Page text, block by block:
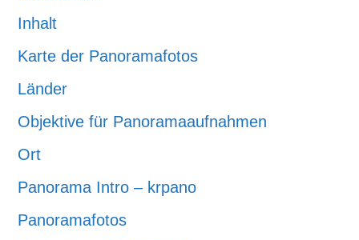
Inhalt
Karte der Panoramafotos
Länder
Objektive für Panoramaaufnahmen
Ort
Panorama Intro – krpano
Panoramafotos